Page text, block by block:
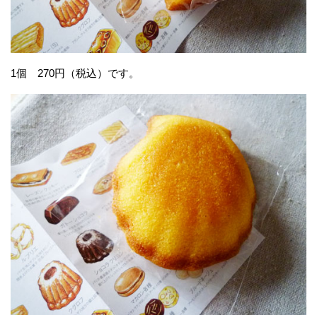
1個 270円（税込）です。